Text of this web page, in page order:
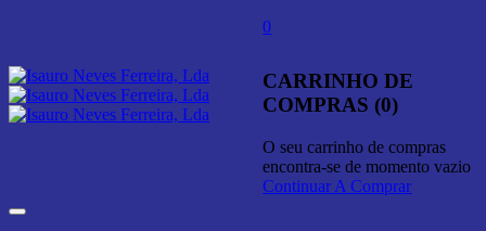
0
CARRINHO DE
COMPRAS (0)
O seu carrinho de compras
encontra-se de momento vazio
Continuar A Comprar